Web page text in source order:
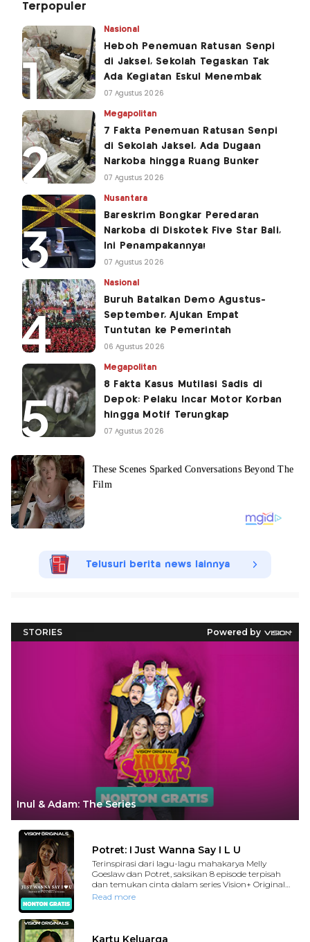
Terpopuler
Nasional
Heboh Penemuan Ratusan Senpi
di Jaksel, Sekolah Tegaskan Tak
Ada Kegiatan Eskul Menembak
07 Agustus 2026
Megapolitan
7 Fakta Penemuan Ratusan Senpi
di Sekolah Jaksel, Ada Dugaan
Narkoba hingga Ruang Bunker
07 Agustus 2026
Nusantara
Bareskrim Bongkar Peredaran
Narkoba di Diskotek Five Star Bali,
Ini Penampakannya!
07 Agustus 2026
Nasional
Buruh Batalkan Demo Agustus-
September, Ajukan Empat
Tuntutan ke Pemerintah
06 Agustus 2026
Megapolitan
8 Fakta Kasus Mutilasi Sadis di
Depok: Pelaku Incar Motor Korban
hingga Motif Terungkap
07 Agustus 2026
Telusuri berita news lainnya